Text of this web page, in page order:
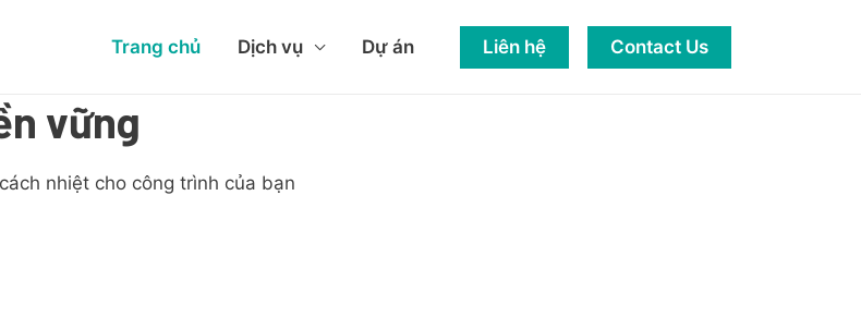
Trang chủ Dịch vụ Dự án Liên hệ Contact Us
vững
nhiệt cho công trình của bạn